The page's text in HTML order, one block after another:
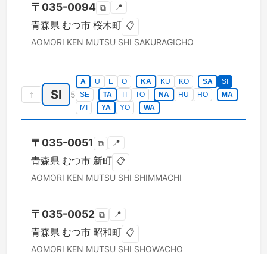
〒 035-0094 ⧉ 📍
青森県 むつ市 桜木町 📋
AOMORI KEN MUTSU SHI SAKURAGICHO
↑ SI 5
A U E O KA KU KO SA
SI
SE
TA TI TO NA HU HO
MA
MI
YA YO WA
〒 035-0051 ⧉ 📍
青森県 むつ市 新町 📋
AOMORI KEN MUTSU SHI SHIMMACHI
〒 035-0052 ⧉ 📍
青森県 むつ市 昭和町 📋
AOMORI KEN MUTSU SHI SHOWACHO